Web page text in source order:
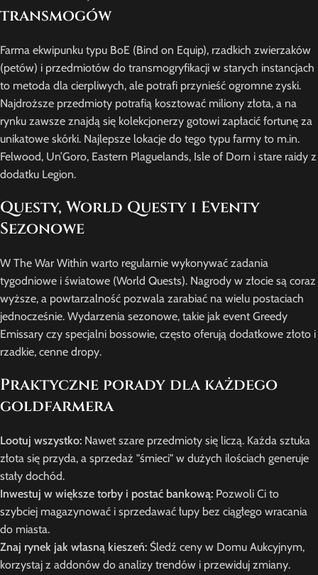
transmogów
Farma ekwipunku typu BoE (Bind on Equip), rzadkich zwierzaków
(petów) i przedmiotów do transmogryfikacji w starych instancjach
to metoda dla cierpliwych, ale potrafi przynieść ogromne zyski.
Najdroższe przedmioty potrafią kosztować miliony złota, a na
rynku zawsze znajdą się kolekcjonerzy gotowi zapłacić fortunę za
unikatowe skórki. Najlepsze lokacje do tego typu farmy to m.in.
Felwood, Un’Goro, Eastern Plaguelands, Isle of Dorn i stare raidy z
dodatku Legion.
Questy, World Questy i Eventy
Sezonowe
W The War Within warto regularnie wykonywać zadania
tygodniowe i światowe (World Quests). Nagrody w złocie są coraz
wyższe, a powtarzalność pozwala zarabiać na wielu postaciach
jednocześnie. Wydarzenia sezonowe, takie jak event Greedy
Emissary czy specjalni bossowie, często oferują dodatkowe złoto i
rzadkie, cenne dropy.
Praktyczne porady dla każdego
goldfarmera
Lootuj wszystko: Nawet szare przedmioty się liczą. Każda sztuka
złota się przyda, a sprzedaż "śmieci" w dużych ilościach generuje
stały dochód.
Inwestuj w większe torby i postać bankową: Pozwoli Ci to
szybciej magazynować i sprzedawać łupy bez ciągłego wracania
do miasta.
Znaj rynek jak własną kieszeń: Śledź ceny w Domu Aukcyjnym,
korzystaj z addonów do analizy trendów i przewiduj zmiany.